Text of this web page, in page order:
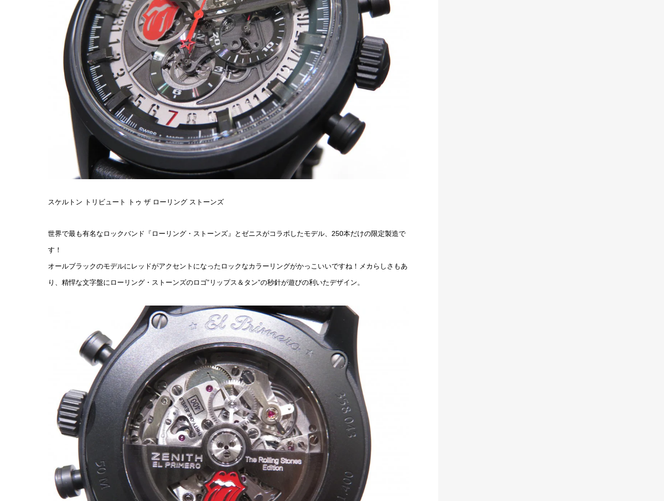
スケルトン トリビュート トゥ ザ ローリング ストーンズ
世界で最も有名なロックバンド『ローリング・ストーンズ』とゼニスがコラボしたモデル、250本だけの限定製造で
す！
オールブラックのモデルにレッドがアクセントになったロックなカラーリングがかっこいいですね！メカらしさもあ
り、精悍な文字盤にローリング・ストーンズのロゴ”リップス＆タン”の秒針が遊びの利いたデザイン。